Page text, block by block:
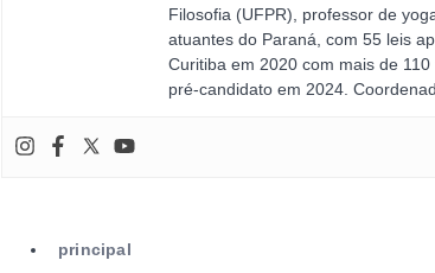
Filosofia (UFPR), professor de
atuantes do Paraná, com 55 leis
Curitiba em 2020 com mais de
pré-candidato em 2024.
principal